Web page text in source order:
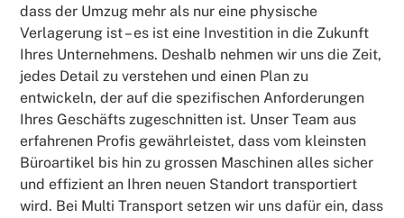
dass der Umzug mehr als nur eine physische
Verlagerung ist – es ist eine Investition in die Zukunft
Ihres Unternehmens. Deshalb nehmen wir uns die Zeit,
jedes Detail zu verstehen und einen Plan zu
entwickeln, der auf die spezifischen Anforderungen
Ihres Geschäfts zugeschnitten ist. Unser Team aus
erfahrenen Profis gewährleistet, dass vom kleinsten
Büroartikel bis hin zu grossen Maschinen alles sicher
und effizient an Ihren neuen Standort transportiert
wird. Bei Multi Transport setzen wir uns dafür ein, dass